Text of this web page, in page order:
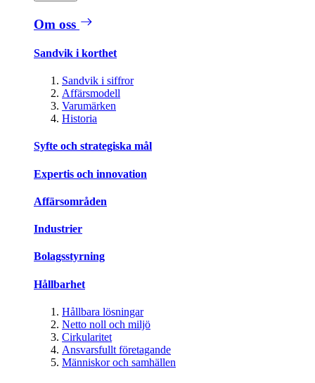
Om oss
Sandvik i korthet
Sandvik i siffror
Affärsmodell
Varumärken
Historia
Syfte och strategiska mål
Expertis och innovation
Affärsområden
Industrier
Bolagsstyrning
Hållbarhet
Hållbara lösningar
Netto noll och miljö
Cirkularitet
Ansvarsfullt företagande
Människor och samhällen